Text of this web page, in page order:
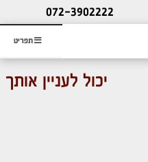
תפריט
ליעוץ חינם
והזמנת כרטיס שמחות
072-3902222
יכול לעניין אותך